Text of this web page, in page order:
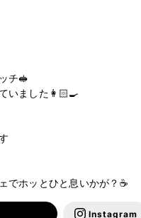
チ🥪
いました👩🏻‍🍳
でホッとひと息いかが？☕️
Instagram